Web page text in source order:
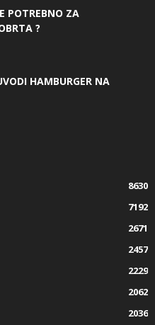
POTREBNO ZA
?
HAMBURGER NA
8630
7192
2671
2457
2229
2062
2036